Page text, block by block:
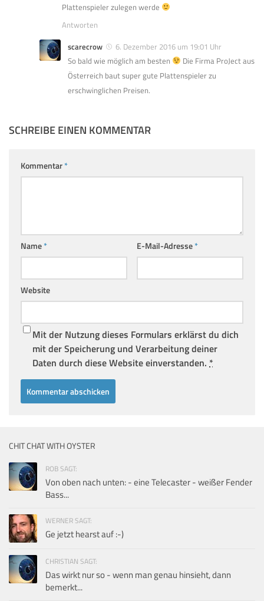
Plattenspieler zulegen werde
Antworten
scarecrow
6. Dezember 2016 um 19:01 Uhr
So bald wie möglich am besten
Die Firma ProJect aus
Österreich baut super gute Plattenspieler zu
erschwinglichen Preisen.
SCHREIBE EINEN KOMMENTAR
Kommentar*
Name* E-Mail-Adresse*
Website
Mit der Nutzung dieses Formulars erklärst du dich
mit der Speicherung und Verarbeitung deiner
Daten durch diese Website einverstanden. *
CHIT CHAT WITH OYSTER
ROB SAGT:
Von oben nach unten: - eine Telecaster - weißer Fender
Bass...
WERNER SAGT:
Ge jetzt hearst auf :-)
CHRISTIAN SAGT:
Das wirkt nur so - wenn man genau hinsieht, dann
bemerkt...